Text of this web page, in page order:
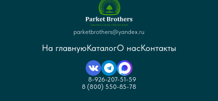
parketbrothers@yandex.ru
На главнуюКаталогО насКонтакты
8-926-207-51-59
8 (800) 550-85-78